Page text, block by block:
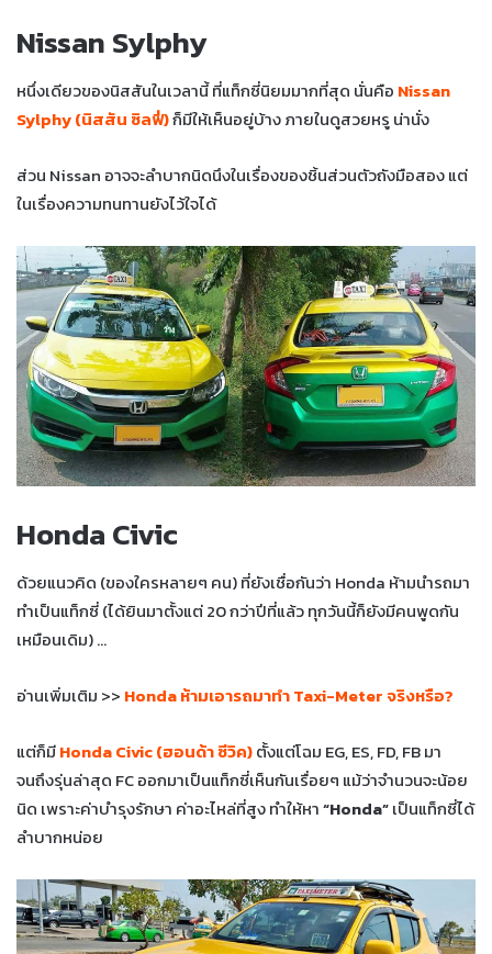
Nissan Sylphy
หนึ่งเดียวของนิสสันในเวลานี้ ที่แท็กซี่นิยมมากที่สุด นั่นคือ Nissan
Sylphy (นิสสัน ซิลฟี่)ก็มีให้เห็นอยู่บ้าง ภายในดูสวยหรู น่านั่ง
ส่วน Nissan อาจจะลำบากนิดนึงในเรื่องของชิ้นส่วนตัวถังมือสอง แต่
ในเรื่องความทนทานยังไว้ใจได้
Honda Civic
ด้วยแนวคิด (ของใครหลายๆ คน) ที่ยังเชื่อกันว่า Honda ห้ามนำรถมา
ทำเป็นแท็กซี่ (ได้ยินมาตั้งแต่ 20 กว่าปีที่แล้ว ทุกวันนี้ก็ยังมีคนพูดกัน
เหมือนเดิม) …
อ่านเพิ่มเติม >> Honda ห้ามเอารถมาทำ Taxi-Meter จริงหรือ?
แต่ก็มีHonda Civic (ฮอนด้า ซีวิค)ตั้งแต่โฉม EG, ES, FD, FB มา
จนถึงรุ่นล่าสุด FC ออกมาเป็นแท็กซี่เห็นกันเรื่อยๆ แม้ว่าจำนวนจะน้อย
นิด เพราะค่าบำรุงรักษา ค่าอะไหล่ที่สูง ทำให้หา“Honda”เป็นแท็กซี่ได้
ลำบากหน่อย